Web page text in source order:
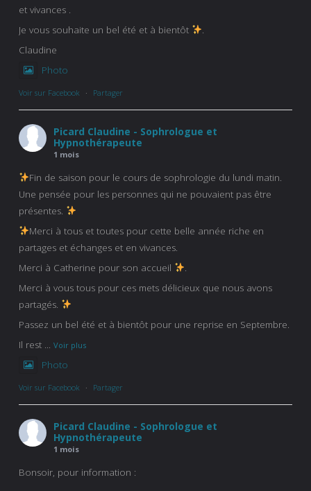
et vivances .
Je vous souhaite un bel été et à bientôt
Claudine
Photo
Voir sur Facebook · Partager
Picard Claudine - Sophrologue et
Hypnothérapeute
1 mois
Fin de saison pour le cours de sophrologie du lundi matin.
Une pensée pour les personnes qui ne pouvaient pas être
présentes.
Merci à tous et toutes pour cette belle année riche en
partages et échanges et en vivances.
Merci à Catherine pour son accueil
Merci à vous tous pour ces mets délicieux que nous avons
partagés.
Passez un bel été et à bientôt pour une reprise en Septembre.
Il rest
Voir plus
Photo
Voir sur Facebook · Partager
Picard Claudine - Sophrologue et
Hypnothérapeute
1 mois
Bonsoir, pour information :